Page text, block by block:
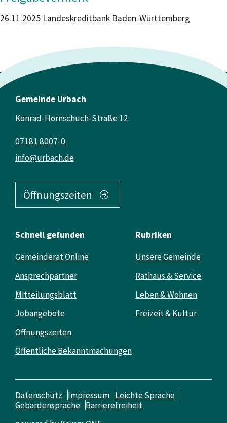
26.11.2025 Landeskreditbank Baden-Württemberg
Gemeinde Urbach
Konrad-Hornschuch-Straße 12
info@urbach.de
07181 8007-0
Öffnungszeiten
Schnell gefunden
Gemeinderat Online
Ansprechpartner
Mitteilungsblatt
Jobangebote
Öffnungszeiten
Öffentliche Bekanntmachungen
Rubriken
Unsere Gemeinde
Rathaus & Service
Leben & Wohnen
Freizeit & Kultur
Datenschutz Impressum Leichte Sprache
Gebärdensprache Barrierefreiheit